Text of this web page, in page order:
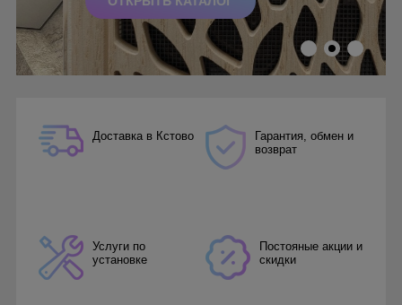
Доставка в Кстово
Гарантия, обмен и
возврат
Услуги по
установке
Постояные акции и
скидки